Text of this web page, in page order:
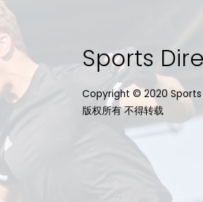
Sports
Copyright © 2020 Sports
版权所有 不得转载